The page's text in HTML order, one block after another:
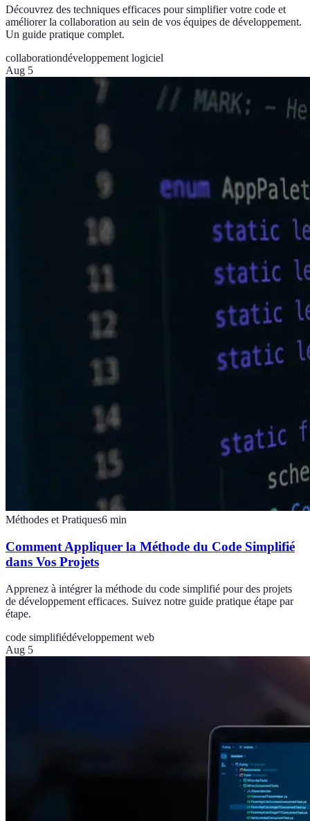
Découvrez des techniques efficaces pour simplifier votre code et
améliorer la collaboration au sein de vos équipes de développement.
Un guide pratique complet.
collaborationdéveloppement logiciel
Aug 5
Méthodes et Pratiques6 min
Comment Appliquer la Méthode du Code Simplifié
dans Vos Projets
Apprenez à intégrer la méthode du code simplifié pour des projets
de développement efficaces. Suivez notre guide pratique étape par
étape.
code simplifiédéveloppement web
Aug 5